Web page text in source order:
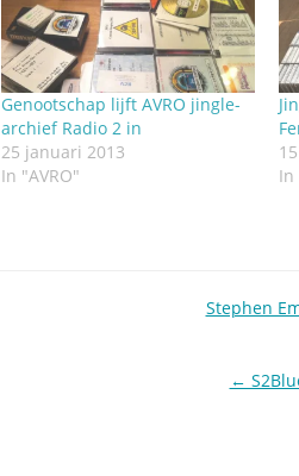
Genootschap lijft AVRO jingle-
archief Radio 2 in
25 januari 2013
In "AVRO"
In
Stephen
←